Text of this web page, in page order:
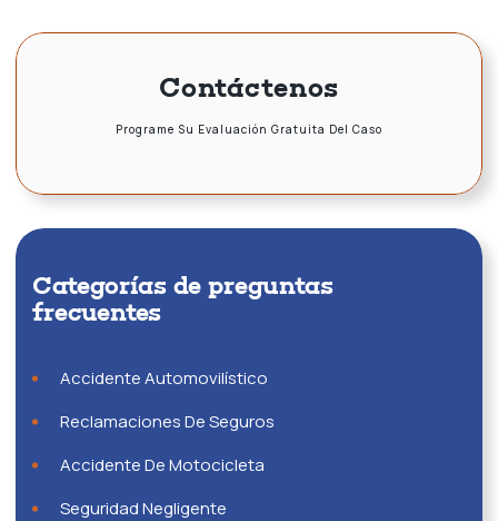
Contáctenos
Programe Su Evaluación Gratuita Del Caso
Categorías de preguntas
frecuentes
Accidente Automovilístico
Reclamaciones De Seguros
Accidente De Motocicleta
Seguridad Negligente